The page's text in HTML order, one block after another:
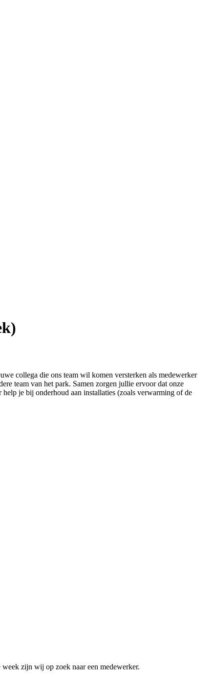
collega die ons team wil komen versterken als medewerker
team van het park. Samen zorgen jullie ervoor dat onze
je bij onderhoud aan installaties (zoals verwarming of de
zijn wij op zoek naar een medewerker.